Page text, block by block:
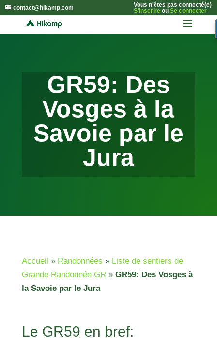
contact@hikamp.com
Vous n'êtes pas connecté(e)
S'inscrireou Se connecter
GR59: Des
Vosges à la
Savoie par le
Jura
Accueil » Randonnées » Liste de sentiers de
Grande Randonnée GR» GR59: Des Vosges à
la Savoie par le Jura
Le GR59 en bref: